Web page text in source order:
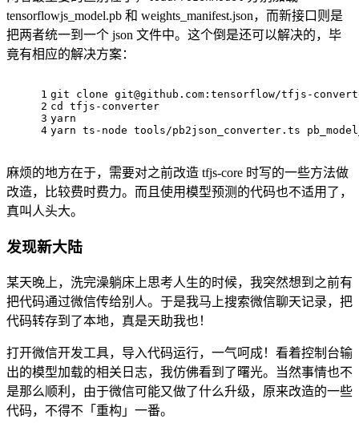
tensorflowjs_model.pb 和 weights_manifest.json，而新接口则是
把两者统一到一个 json 文件中。这个倒是还可以解决的，毕
竟有相应的解决方案：
1
2
3
4
git clone git@github.com :tensorflow/tfjs-
cd
tfjs-converter
yarn
yarn ts-node tools/pb2json_converter.ts
麻烦的地方在于，需要对之前改造 tfjs-core 时写的一些方法做
改造，比较费时费力。而且使用模型预测的代码也不适用了，
真叫人头大。
发现新大陆
某天晚上，洗完澡躺床上思考人生的时候，我突然想到之前有
把代码通过微信传给别人。于是我马上搜索微信聊天记录，把
代码转存到了本地，真是天助我也！
打开微信开发工具，导入代码运行，一气呵成！看着控制台输
出的模型加载的相关日志，我仿佛看到了曙光。当然事情也不
是那么顺利，由于微信可能又做了什么升级，原来改造的一些
代码，不得不「重构」一番。